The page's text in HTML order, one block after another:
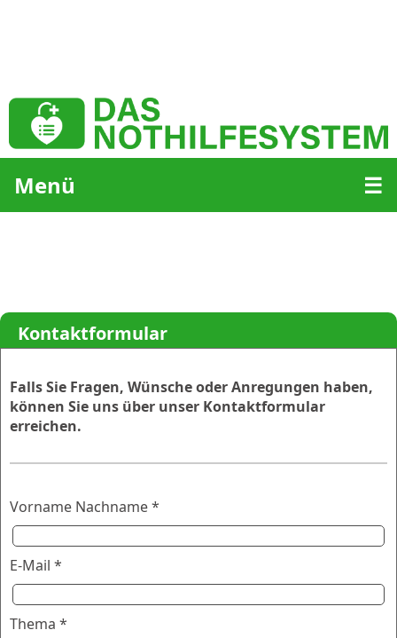
Menü ☰
Kontaktformular
Falls Sie Fragen, Wünsche oder Anregungen haben,
können Sie uns über unser Kontaktformular
erreichen.
Vorname Nachname *
E-Mail *
Thema *